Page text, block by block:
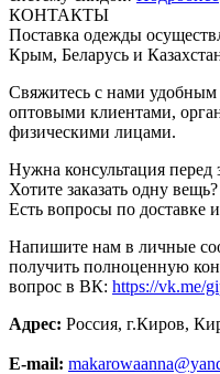
КОНТАКТЫ
Поставка одежды
Крым, Беларусь и
Свяжитесь с нами
оптовыми клиентами,
физическими лицами.
Нужна консультация перед
Хотите заказать одну
Есть вопросы по доставке
Напишите нам в личные
получить полноценную
вопрос в ВК: https://vk.me/
Адрес: Россия, г.Киров,
E-mail: